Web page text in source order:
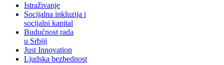
Istraživanje
Socijalna inkluzija i
socijalni kapital
Budućnost rada
u Srbiji
Just Innovation
Ljudska bezbednost